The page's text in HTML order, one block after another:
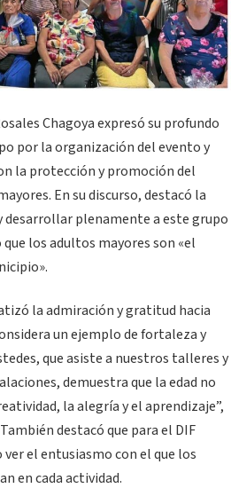
Chagoya expresó su profundo
por la organización del evento y
la protección y promoción del
En su discurso, destacó la
plenamente a este grupo
los adultos mayores son «el
la admiración y gratitud hacia
un ejemplo de fortaleza y
que asiste a nuestros talleres y
demuestra que la edad no
la alegría y el aprendizaje”,
destacó que para el DIF
el entusiasmo con el que los
en cada actividad.